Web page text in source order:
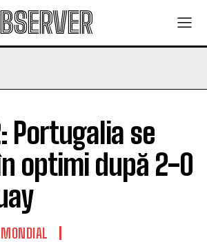
Portugalia se
optimi după 2-0